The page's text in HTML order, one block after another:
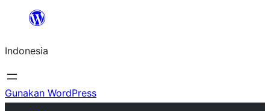
Lewati
konten
Indonesia
Gunakan WordPress